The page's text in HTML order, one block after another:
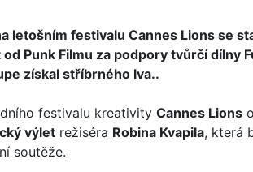
letošním festivalu Cannes Lions se
Punk Filmu za podpory tvůrčí dílny
získal stříbrného lva..
festivalu kreativity Cannes Lions
výlet režiséra Robina Kvapila, která
soutěže.